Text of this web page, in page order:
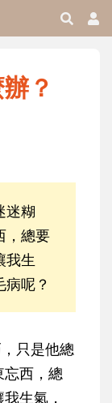
？
迷糊
，總要
我生
呢？
只是他總
忘西，總
生氣，